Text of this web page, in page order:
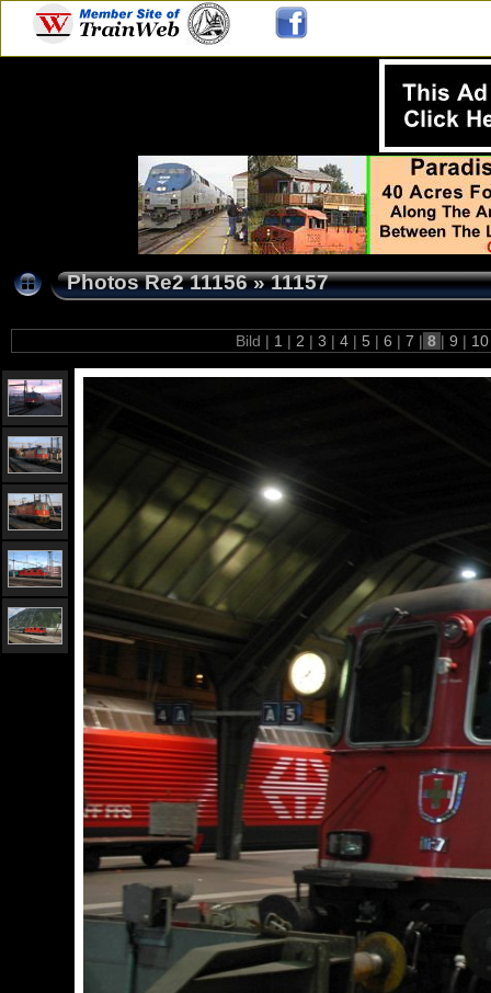
Photos Re2 11156»11157
Bild | 1 | 2 | 3 | 4 | 5 | 6 | 7 | 8 | 9 |